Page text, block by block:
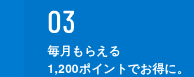
03
毎月もらえる
1,200ポイントでお得に。